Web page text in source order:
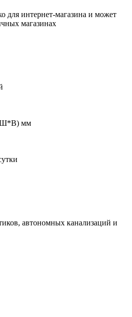
для интернет-магазина и может
магазинах
мм
автономных канализаций и